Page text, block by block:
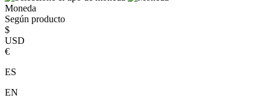
Moneda
Según producto
$
USD
€
ES
EN